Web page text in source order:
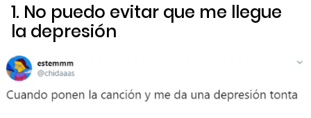
1. No puedo evitar que me llegue
la depresión